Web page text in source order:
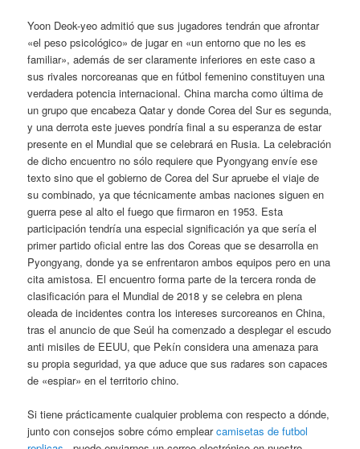
Yoon Deok-yeo admitió que sus jugadores tendrán que afrontar
«el peso psicológico» de jugar en «un entorno que no les es
familiar», además de ser claramente inferiores en este caso a
sus rivales norcoreanas que en fútbol femenino constituyen una
verdadera potencia internacional. China marcha como última de
un grupo que encabeza Qatar y donde Corea del Sur es segunda,
y una derrota este jueves pondría final a su esperanza de estar
presente en el Mundial que se celebrará en Rusia. La celebración
de dicho encuentro no sólo requiere que Pyongyang envíe ese
texto sino que el gobierno de Corea del Sur apruebe el viaje de
su combinado, ya que técnicamente ambas naciones siguen en
guerra pese al alto el fuego que firmaron en 1953. Esta
participación tendría una especial significación ya que sería el
primer partido oficial entre las dos Coreas que se desarrolla en
Pyongyang, donde ya se enfrentaron ambos equipos pero en una
cita amistosa. El encuentro forma parte de la tercera ronda de
clasificación para el Mundial de 2018 y se celebra en plena
oleada de incidentes contra los intereses surcoreanos en China,
tras el anuncio de que Seúl ha comenzado a desplegar el escudo
anti misiles de EEUU, que Pekín considera una amenaza para
su propia seguridad, ya que aduce que sus radares son capaces
de «espiar» en el territorio chino.
Si tiene prácticamente cualquier problema con respecto a dónde,
junto con consejos sobre cómo emplearcamisetas de futbol